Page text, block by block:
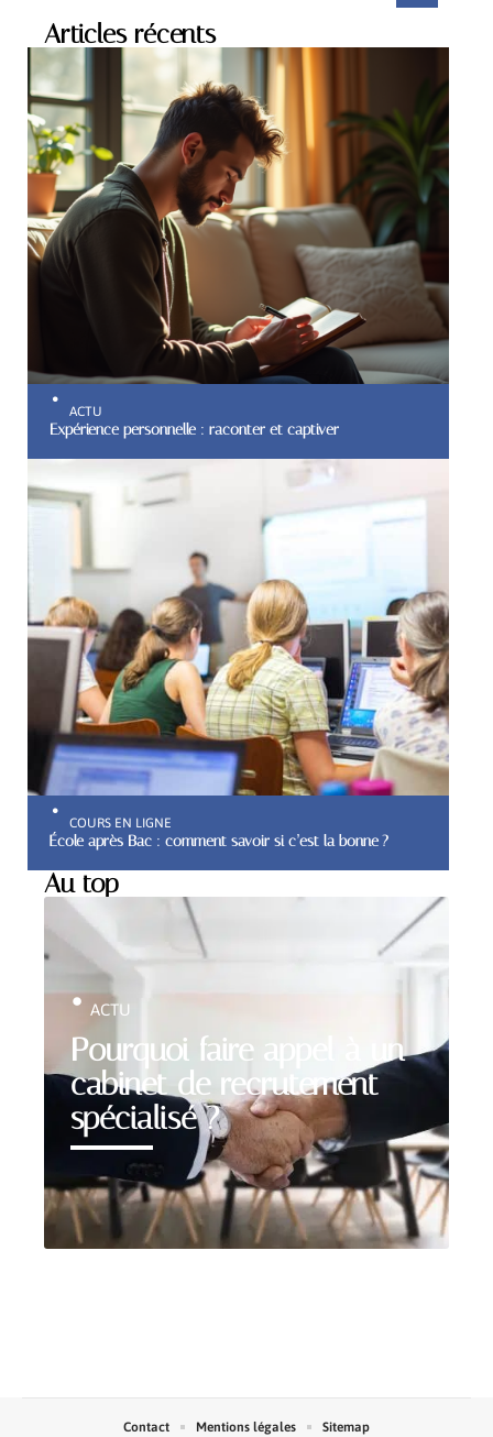
Articles récents
ACTU
Expérience personnelle : raconter et captiver
COURS EN LIGNE
École après Bac : comment savoir si c’est la bonne ?
Au top
Pourquoi faire appel à un
cabinet de recrutement
spécialisé ?
ACTU
Contact Mentions légales Sitemap